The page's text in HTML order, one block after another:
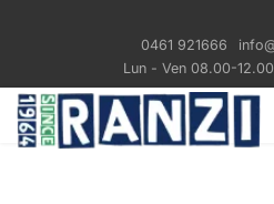
0461 921666
Lun - Ven 08.00-